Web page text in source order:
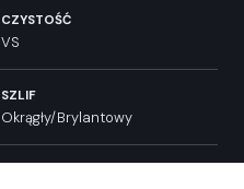
CZYSTOŚĆ
VS
SZLIF
Okrągły/Brylantowy